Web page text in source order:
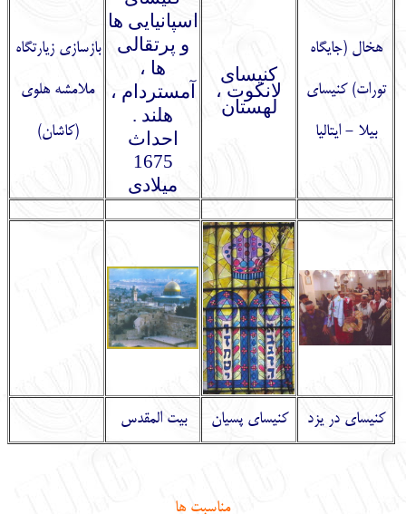
هخال (جایگاه
تورات) کنیسای
بیلا - ایتالیا
کنیسای
لانکوت ،
لهستان
اسپانیایی ها
و پرتقالی
ها ،
آمستردام ،
هلند .
احداث
1675
میلادی
بازسازی زیارتگاه
ملامشه هلوی
(کاشان)
کنیسای در یزد کنیسای پسیان بیت المقدس
مناسبت ها